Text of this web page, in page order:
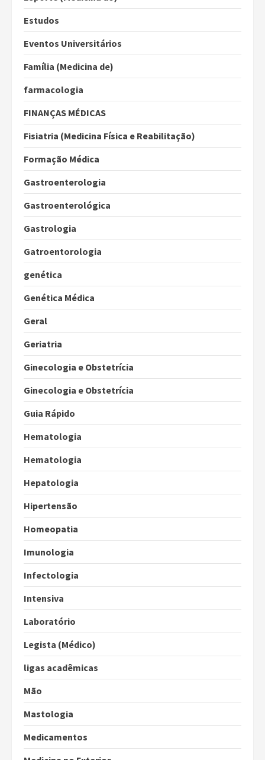
Estudos
Eventos Universitários
Família (Medicina de)
farmacologia
FINANÇAS MÉDICAS
Fisiatria (Medicina Física e Reabilitação)
Formação Médica
Gastroenterologia
Gastroenterológica
Gastrologia
Gatroentorologia
genética
Genética Médica
Geral
Geriatria
Ginecologia e Obstetrícia
Ginecologia e Obstetrícia
Guia Rápido
Hematologia
Hematologia
Hepatologia
Hipertensão
Homeopatia
Imunologia
Infectologia
Intensiva
Laboratório
Legista (Médico)
ligas acadêmicas
Mão
Mastologia
Medicamentos